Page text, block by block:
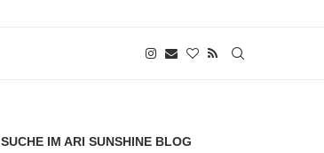
SUCHE IM ARI SUNSHINE BLOG